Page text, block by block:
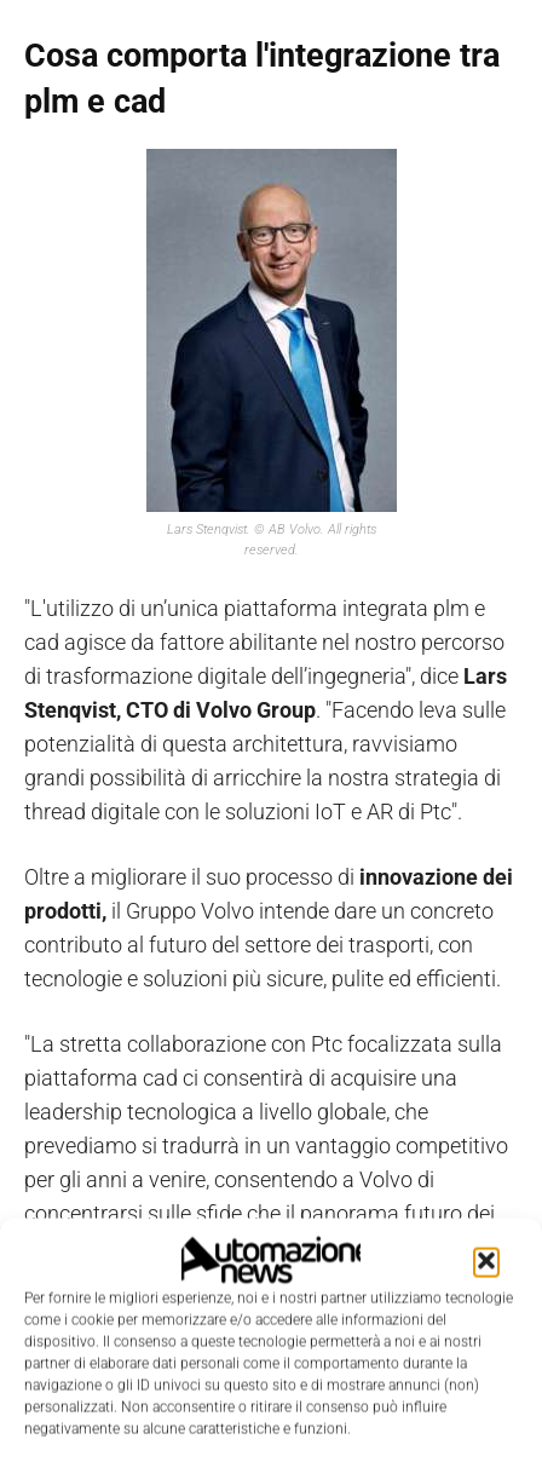
Per fornire le migliori esperienze, noi e i nostri partner utilizziamo tecnologie
come i cookie per memorizzare e/o accedere alle informazioni del
dispositivo. Il consenso a queste tecnologie permetterà a noi e ai nostri
partner di elaborare dati personali come il comportamento durante la
navigazione o gli ID univoci su questo sito e di mostrare annunci (non)
personalizzati. Non acconsentire o ritirare il consenso può influire
negativamente su alcune caratteristiche e funzioni.
Cosa comporta l'integrazione tra
plm e cad
Lars Stenqvist. © AB Volvo. All rights
reserved.
"L'utilizzo di un’unica piattaforma integrata plm e
cad agisce da fattore abilitante nel nostro percorso
di trasformazione digitale dell’ingegneria", dice Lars
Stenqvist, CTO di Volvo Group. "Facendo leva sulle
potenzialità di questa architettura, ravvisiamo
grandi possibilità di arricchire la nostra strategia di
thread digitale con le soluzioni IoT e AR di Ptc".
Oltre a migliorare il suo processo di innovazione dei
prodotti, il Gruppo Volvo intende dare un concreto
contributo al futuro del settore dei trasporti, con
tecnologie e soluzioni più sicure, pulite ed efficienti.
"La stretta collaborazione con Ptc focalizzata sulla
piattaforma cad ci consentirà di acquisire una
leadership tecnologica a livello globale, che
prevediamo si tradurrà in un vantaggio competitivo
per gli anni a venire, consentendo a Volvo di
concentrarsi sulle sfide che il panorama futuro dei
trasporti e delle infrastrutture impone in termini di
", rimarca Stenqvist.
"Lavorando insieme su una visione comune,
abbiamo apportato importanti miglioramenti da un
lato alla suite dei prodotti Ptc, dall’altro alla capacità